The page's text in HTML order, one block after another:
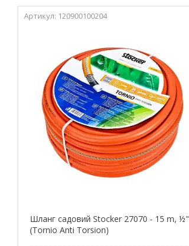
120900100204
Шланг садовий Stocker 27070 - 15 m, ½"
(Tornio Anti Torsion)